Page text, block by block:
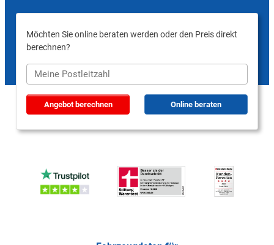
Möchten Sie online beraten werden oder den Preis direkt
berechnen?
Angebot berechnen Online beraten